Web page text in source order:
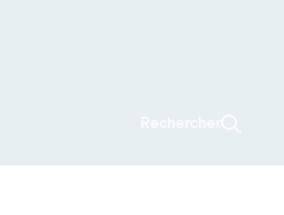
Rechercher